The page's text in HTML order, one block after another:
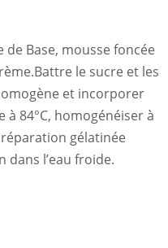
de Base, mousse foncée
le sucre et les
et incorporer
84°C, homogénéiser à
gélatinée
dans l’eau froide.